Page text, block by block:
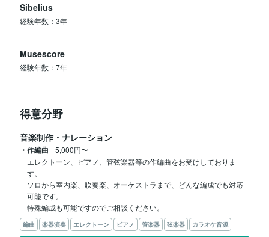
Sibelius
経験年数：3年
Musescore
経験年数：7年
得意分野
音楽制作・ナレーション
・作編曲
5,000円〜
エレクトーン、ピアノ、管弦楽器等の作編曲をお受けしておりま
す。
ソロから室内楽、吹奏楽、オーケストラまで、どんな編成でも対応
可能です。
特殊編成も可能ですのでご相談ください。
編曲 楽器演奏 エレクトーン ピアノ 管楽器 弦楽器 カラオケ音源